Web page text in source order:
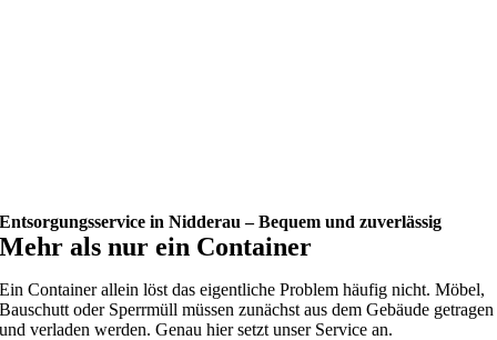
Entsorgungsservice in Nidderau – Bequem und zuverlässig
Mehr als nur ein Container
Ein Container allein löst das eigentliche Problem häufig nicht. Möbel,
Bauschutt oder Sperrmüll müssen zunächst aus dem Gebäude getragen
und verladen werden. Genau hier setzt unser Service an.